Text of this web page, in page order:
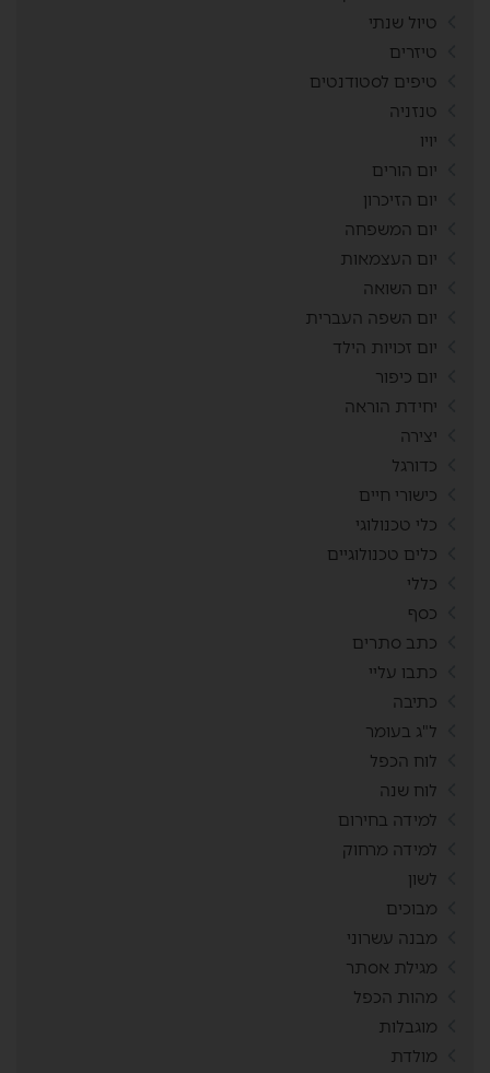
טיול שנתי
טיזרים
טיפים לסטודנטים
טנזניה
יויו
יום הורים
יום הזיכרון
יום המשפחה
יום העצמאות
יום השואה
יום השפה העברית
יום זכויות הילד
יום כיפור
יחידת הוראה
יצירה
כדורגל
כישורי חיים
כלי טכנולוגי
כלים טכנולוגיים
כללי
כסף
כתב סתרים
כתבו עליי
כתיבה
ל"ג בעומר
לוח הכפל
לוח שנה
למידה בחירום
למידה מרחוק
לשון
מבוכים
מבנה עשרוני
מגילת אסתר
מהות הכפל
מוגבלות
מולדת